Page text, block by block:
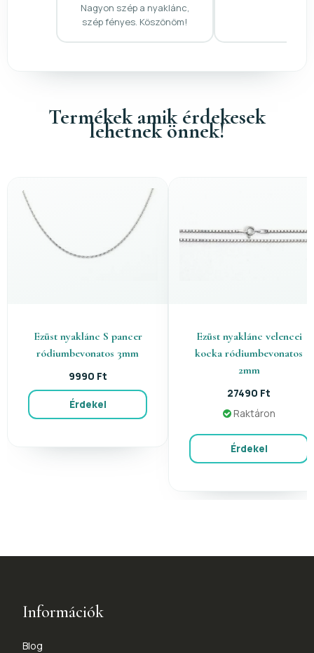
Nagyon szép a nyaklánc,
szép fényes. Köszönöm!
Termékek amik érdekesek
lehetnek önnek!
Ezüst nyaklánc S pancer
ródiumbevonatos 3mm
9990 Ft
Érdekel
Ezüst nyaklánc velencei
kocka ródiumbevonatos
2mm
27490 Ft
Raktáron
Érdekel
Információk
Blog